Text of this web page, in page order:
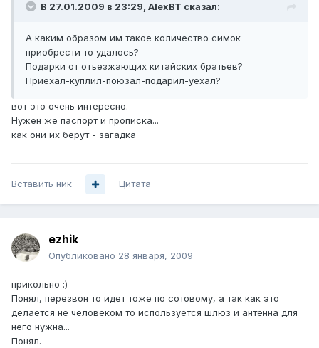
В 27.01.2009 в 23:29, AlexBT сказал:
А каким образом им такое количество симок
приобрести то удалось?
Подарки от отъезжающих китайских братьев?
Приехал-куплил-поюзал-подарил-уехал?
вот это очень интересно.
Нужен же паспорт и прописка...
как они их берут - загадка
Вставить ник Цитата
ezhik
Опубликовано 28 января, 2009
прикольно :)
Понял, перезвон то идет тоже по сотовому, а так как это
делается не человеком то используется шлюз и антенна для
него нужна...
Понял.